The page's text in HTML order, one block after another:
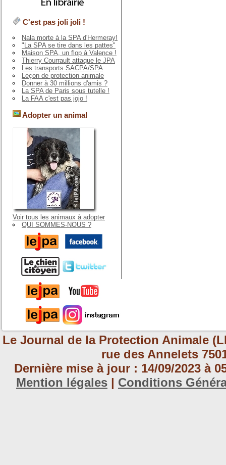
C'est pas joli joli !
Nala morte à la SPA d'Hermeray!
"La SPA se tire dans les pattes"
Maison SPA, un flop à Valence !
Thierry Courrault attaque le JPA
Les transports SACPA/SPA
Leçon de protection animale
Donner à 30 millions d'amis ?
La SPA de Paris sous tutelle !
La FAA c'est pas jojo !
Adopter un animal
Voir tous les animaux à adopter
QUI SOMMES-NOUS ?
Le Journal de la Protection Animale
rue des Annelets
Dernière mise à jour : 14/09/2023 à
Mention légales | Conditions